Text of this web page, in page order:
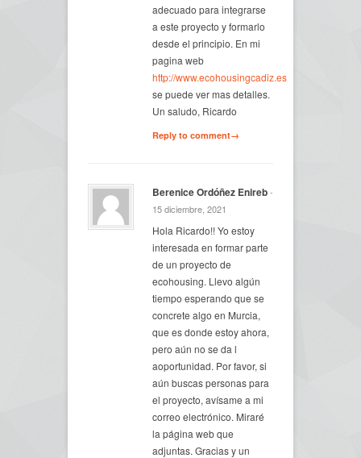
adecuado para integrarse
a este proyecto y formarlo
desde el principio. En mi
pagina web
http://www.ecohousingcadiz.es
se puede ver mas detalles.
Un saludo, Ricardo
Reply to comment→
Berenice Ordóñez Enireb-
15 diciembre, 2021
Hola Ricardo!! Yo estoy
interesada en formar parte
de un proyecto de
ecohousing. Llevo algún
tiempo esperando que se
concrete algo en Murcia,
que es donde estoy ahora,
pero aún no se da l
aoportunidad. Por favor, si
aún buscas personas para
el proyecto, avísame a mi
correo electrónico. Miraré
la página web que
adjuntas. Gracias y un